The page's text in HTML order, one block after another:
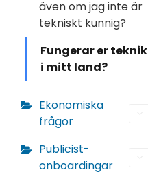
även om jag inte är
tekniskt kunnig?
Fungerar er teknik
i mitt land?
Ekonomiska
frågor
Publicist-
onboardingar